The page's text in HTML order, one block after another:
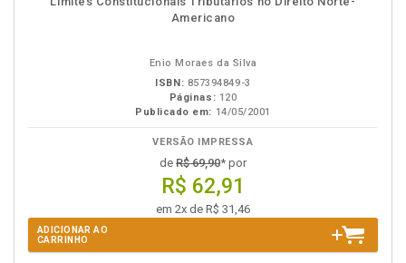
Americano
Enio Moraes da Silva
ISBN: 857394849-3
Páginas: 120
Publicado em: 14/05/2001
VERSÃO IMPRESSA
de R$ 69,90* por
R$ 62,91
em 2x de R$ 31,46
ADICIONAR AO
CARRINHO